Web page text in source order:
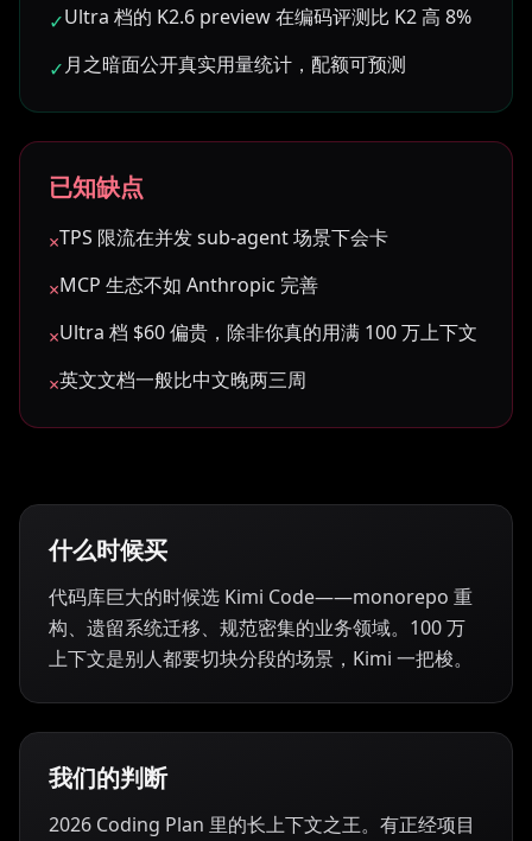
✓Ultra 档的 K2.6 preview 在编码评测比 K2 高 8%
✓月之暗面公开真实用量统计，配额可预测
已知缺点
×TPS 限流在并发 sub-agent 场景下会卡
×MCP 生态不如 Anthropic 完善
×Ultra 档 $60 偏贵，除非你真的用满 100 万上下文
×英文文档一般比中文晚两三周
什么时候买
代码库巨大的时候选 Kimi Code——monorepo 重
构、遗留系统迁移、规范密集的业务领域。100 万
上下文是别人都要切块分段的场景，Kimi 一把梭。
我们的判断
2026 Coding Plan 里的长上下文之王。有正经项目